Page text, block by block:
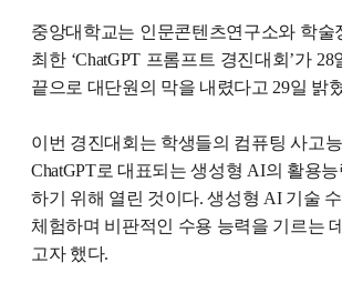
중앙대학교는 인문콘텐츠연구소와 학술
최한 ‘ChatGPT 프롬프트 경진대회’가
끝으로 대단원의 막을 내렸다고 29일 밝
이번 경진대회는 학생들의 컴퓨팅 사고
ChatGPT로 대표되는 생성형 AI의 활용
하기 위해 열린 것이다. 생성형 AI 기술
체험하며 비판적인 수용 능력을 기르는
고자 했다.